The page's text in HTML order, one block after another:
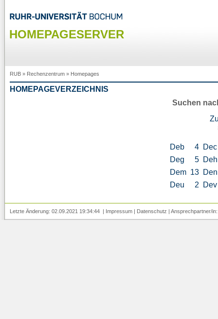
HOMEPAGESERVER
RUB » Rechenzentrum » Homepages
HOMEPAGEVERZEICHNIS
Suchen
Deb 4 Dec
Deg
5 Deh
Dem 13 Den
Deu
2 Dev
Letzte Änderung: 02.09.2021 19:34:44 | Impressum | Datenschutz | Ansprechpartner/